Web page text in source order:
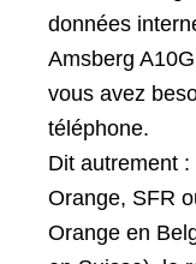
données
Amsberg
vous avez
téléphone.
Dit autrement
Orange, SFR
Orange en